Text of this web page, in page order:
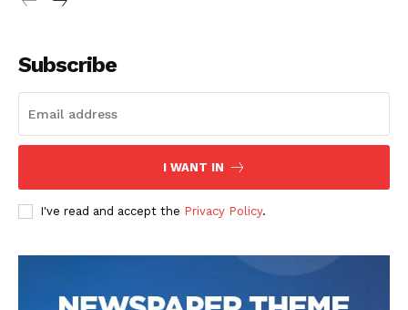
DOWNLOAD NOW
Subscribe
I WANT IN
I've read and accept the Privacy Policy.